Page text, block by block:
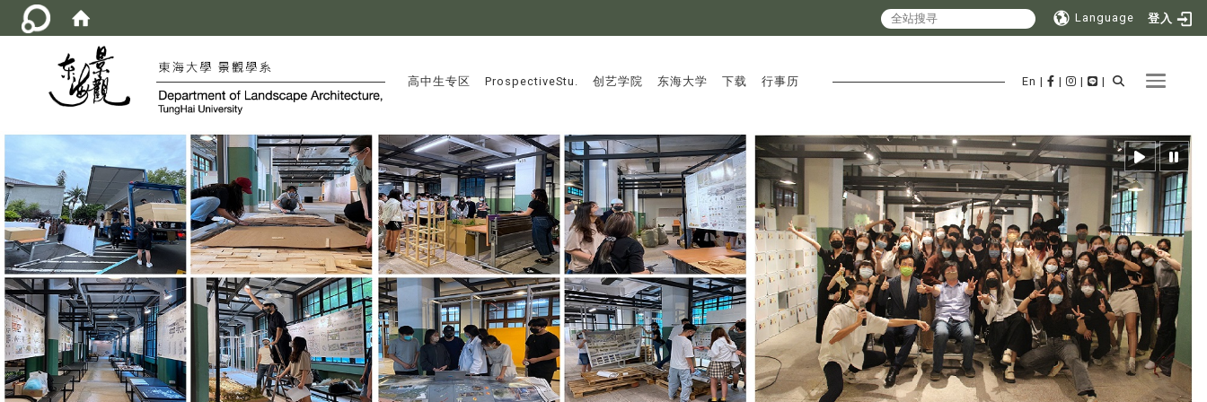
Language 登入
Toggle
:::
高中生专区 ProspectiveStu. 创艺学院 东海大学 下载 行事历 En | | | |